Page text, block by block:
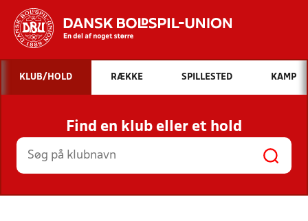
Hvad vil du søge efter?
INDHOLD OG NYHEDER
STILLINGER, RESULTATER, KLUBBER OG
HOLD
KLUB/HOLD RÆKKE SPILLESTED KAMP
Find en klub eller et hold